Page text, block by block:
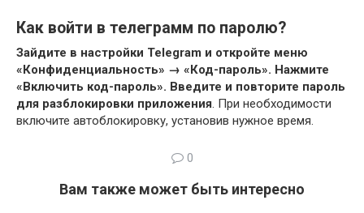
Как войти в телеграмм по паролю?
Зайдите в настройки Telegram и откройте меню
«Конфиденциальность» → «Код-пароль». Нажмите
«Включить код-пароль». Введите и повторите пароль
для разблокировки приложения. При необходимости
включите автоблокировку, установив нужное время.
0
Вам также может быть интересно